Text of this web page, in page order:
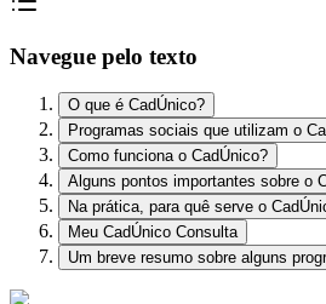
Navegue pelo texto
O que é CadÚnico?
Programas sociais que utilizam o
Como funciona o CadÚnico?
Alguns pontos importantes sobre o
Na prática, para quê serve o
Meu CadÚnico Consulta
Um breve resumo sobre alguns